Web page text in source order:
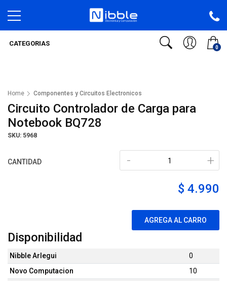
0
CATEGORIAS
Home Componentes y Circuitos Electronicos
Circuito Controlador de Carga para
Notebook BQ728
SKU: 5968
CANTIDAD +
-
$ 4.990
AGREGA AL CARRO
Disponibilidad
Nibble Arlegui
0
Novo Computacion
10